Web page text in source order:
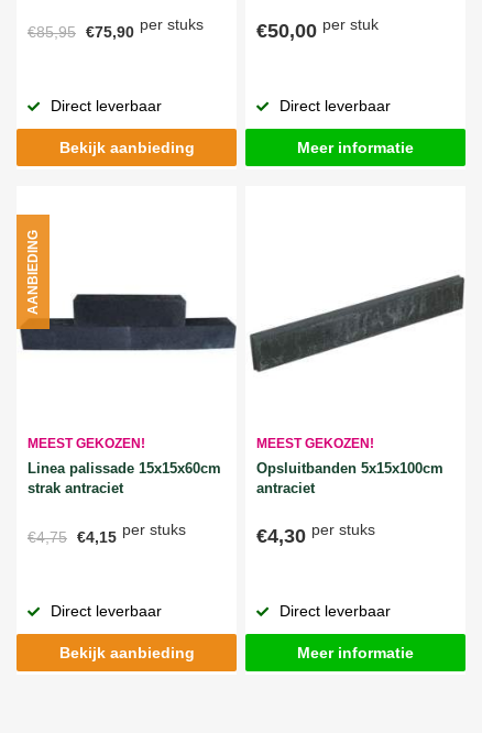
€85,95 €75,90 per stuks
Direct leverbaar
Bekijk aanbieding
€50,00 per stuk
Direct leverbaar
Meer informatie
MEEST GEKOZEN!
Linea palissade 15x15x60cm
strak antraciet
€4,75 €4,15 per stuks
AANBIEDING
Direct leverbaar
Bekijk aanbieding
MEEST GEKOZEN!
Opsluitbanden 5x15x100cm
antraciet
€4,30 per stuks
Direct leverbaar
Meer informatie